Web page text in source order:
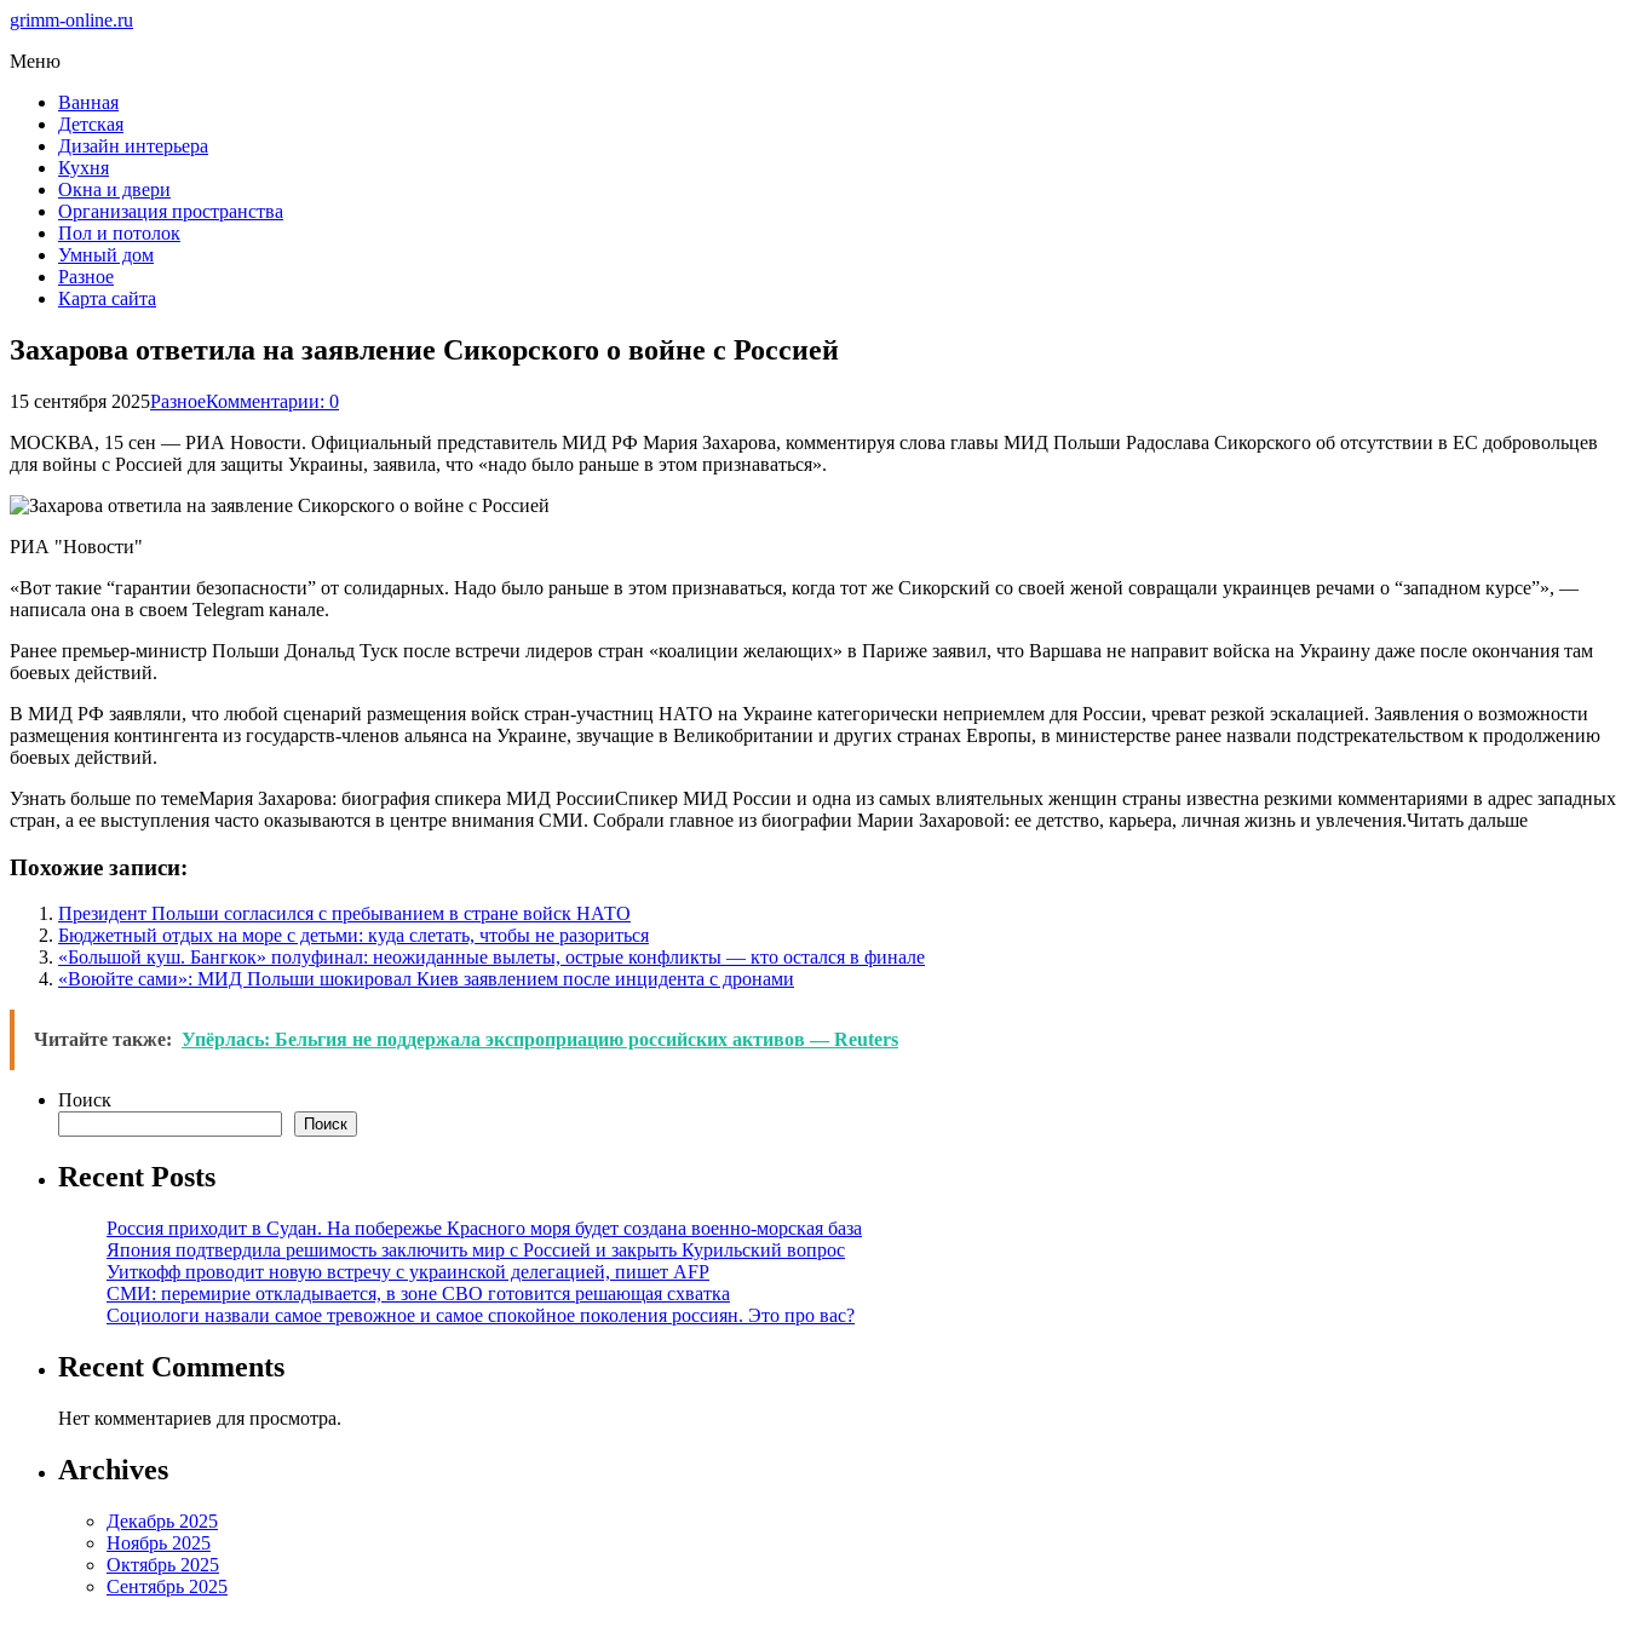
grimm-online.ru
Меню
Ванная
Детская
Дизайн интерьера
Кухня
Окна и двери
Организация пространства
Пол и потолок
Умный дом
Разное
Карта сайта
Захарова ответила на заявление Сикорского о войне с Россией
15 сентября 2025РазноеКомментарии: 0
МОСКВА, 15 сен — РИА Новости. Официальный представитель МИД РФ Мария Захарова, комментируя слова главы МИД Польши Радослава Сикорского об отсутствии в ЕС добровольцев
для войны с Россией для защиты Украины, заявила, что «надо было раньше в этом признаваться».
РИА "Новости"
«Вот такие “гарантии безопасности” от солидарных. Надо было раньше в этом признаваться, когда тот же Сикорский со своей женой совращали украинцев речами о “западном курсе”», —
написала она в своем Telegram канале.
Ранее премьер-министр Польши Дональд Туск после встречи лидеров стран «коалиции желающих» в Париже заявил, что Варшава не направит войска на Украину даже после окончания там
боевых действий.
В МИД РФ заявляли, что любой сценарий размещения войск стран-участниц НАТО на Украине категорически неприемлем для России, чреват резкой эскалацией. Заявления о возможности
размещения контингента из государств-членов альянса на Украине, звучащие в Великобритании и других странах Европы, в министерстве ранее назвали подстрекательством к продолжению
боевых действий.
Узнать больше по темеМария Захарова: биография спикера МИД РоссииСпикер МИД России и одна из самых влиятельных женщин страны известна резкими комментариями в адрес западных
стран, а ее выступления часто оказываются в центре внимания СМИ. Собрали главное из биографии Марии Захаровой: ее детство, карьера, личная жизнь и увлечения.Читать дальше
Похожие записи:
Президент Польши согласился с пребыванием в стране войск НАТО
Бюджетный отдых на море с детьми: куда слетать, чтобы не разориться
«Большой куш. Бангкок» полуфинал: неожиданные вылеты, острые конфликты — кто остался в финале
«Воюйте сами»: МИД Польши шокировал Киев заявлением после инцидента с дронами
Читайте также: Упёрлась: Бельгия не поддержала экспроприацию российских активов — Reuters
Поиск
Поиск
Recent Posts
Россия приходит в Судан. На побережье Красного моря будет создана военно-морская база
Япония подтвердила решимость заключить мир с Россией и закрыть Курильский вопрос
Уиткофф проводит новую встречу с украинской делегацией, пишет AFP
СМИ: перемирие откладывается, в зоне СВО готовится решающая схватка
Социологи назвали самое тревожное и самое спокойное поколения россиян. Это про вас?
Recent Comments
Нет комментариев для просмотра.
Archives
Декабрь 2025
Ноябрь 2025
Октябрь 2025
Сентябрь 2025